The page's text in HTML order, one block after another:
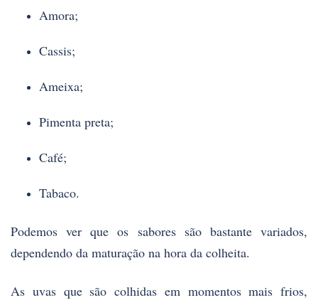
Amora;
Cassis;
Ameixa;
Pimenta preta;
Café;
Tabaco.
Podemos ver que os sabores são bastante variados,
dependendo da maturação na hora da colheita.
As uvas que são colhidas em momentos mais frios,